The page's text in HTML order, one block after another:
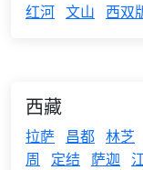
红河 文山 西双
西藏
拉萨 昌都 林芝
周
定结 萨迦